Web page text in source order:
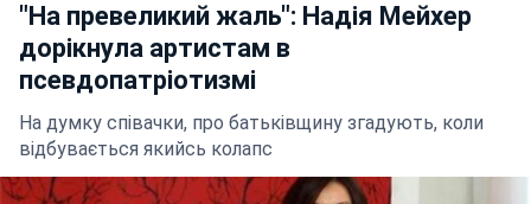
"На превеликий жаль": Надія Мейхер
дорікнула артистам в
псевдопатріотизмі
На думку співачки, про батьківщину згадують, коли
відбувається якийсь колапс